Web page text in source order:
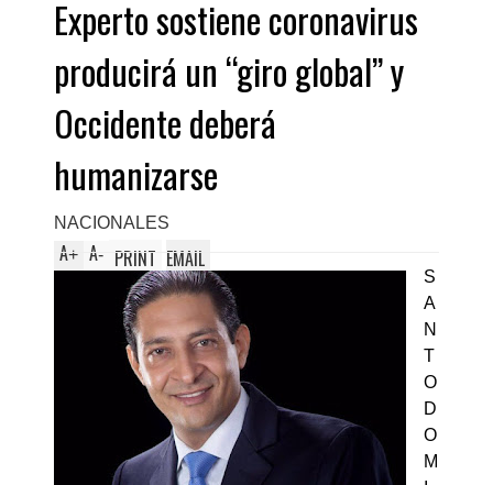
Domingo Este
Experto sostiene coronavirus
producirá un “giro global” y
Occidente deberá
humanizarse
NACIONALES
A+ A- PRINT EMAIL
S
A
N
T
O
D
O
M